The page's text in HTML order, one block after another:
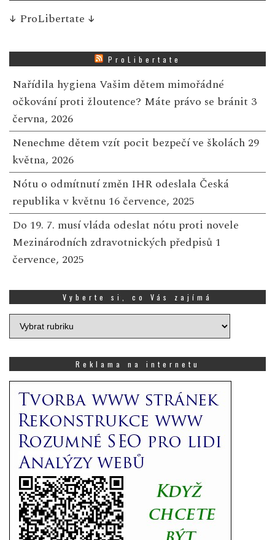
↓ ProLibertate ↓
ProLibertate
Nařídila hygiena Vašim dětem mimořádné
očkování proti žloutence? Máte právo se bránit 3
června, 2026
Nenechme dětem vzít pocit bezpečí ve školách 29
května, 2026
Nótu o odmítnutí změn IHR odeslala Česká
republika v květnu 16 července, 2025
Do 19. 7. musí vláda odeslat nótu proti novele
Mezinárodních zdravotnických předpisů 1
července, 2025
Vyberte si, co Vás zajímá
Vyberte
si,
zajímá
Reklama na internetu